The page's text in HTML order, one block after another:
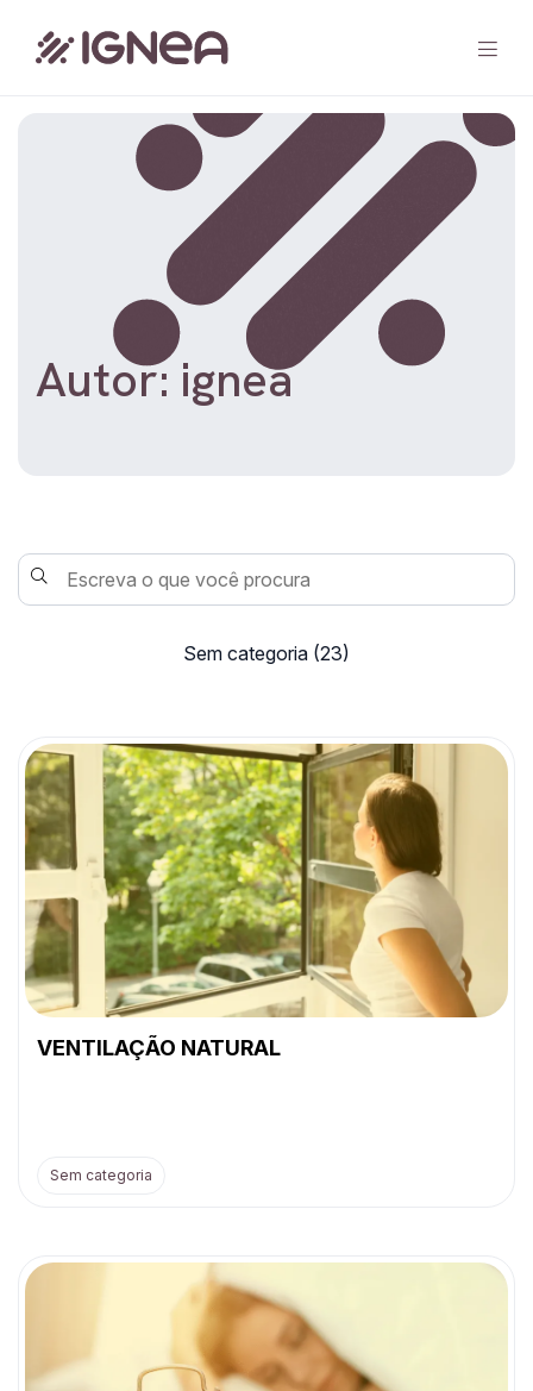
Home
Solução
Blog
Contato
Autor: ignea
Sem categoria (23)
VENTILAÇÃO NATURAL
Sem categoria